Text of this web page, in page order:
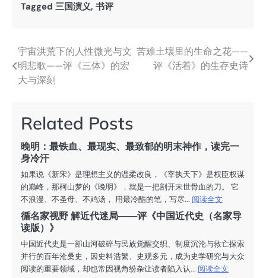
Tagged 三国演义, 书评
文
章
航
宇宙洪荒下的人性微光与文
明悲歌——评《三体》的宏
大与深刻
苦难土壤里的生命之花——
评《活着》的生存史诗
Related Posts
晚明：最铁血、最现实、最致郁的明末神作，读完一
身冷汗
如果说《新宋》是理想主义的温柔改良，《宰执天下》是权臣权谋
的巅峰，那柯山梦的《晚明》，就是一把剖开末世骨血的刀。 它
不浪漫、不圣母、不鸡汤， 用最冷酷的笔，写尽... 阅读全文
循名家视野 解近代迷局——评《中国近代史（名家导
读版）》
中国近代史是一部山河破碎与民族觉醒交织、制度沉沦与救亡探索
并行的百年沧桑史，因史料浩繁、史观多元，成为史学研究与大众
阅读的重要领域，却也常因视角纷杂让读者陷入认... 阅读全文